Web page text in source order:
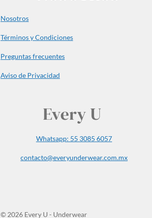
Nosotros
Términos y Condiciones
Preguntas frecuentes
Aviso de Privacidad
Every U
Whatsapp: 55 3085 6057
contacto@everyunderwear.com.mx
© 2026 Every U - Underwear